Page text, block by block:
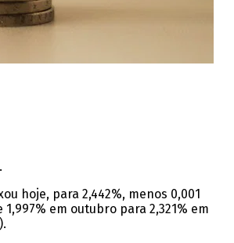
hoje, para 2,442%, menos 0,001
em outubro para 2,321% em